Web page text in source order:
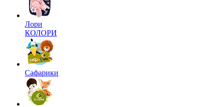
Лори
КОЛОРИ
Сафарики